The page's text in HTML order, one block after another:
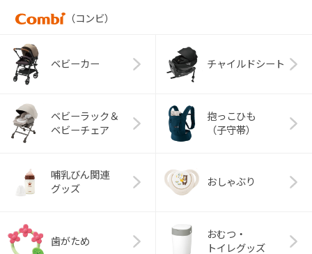
（コンビ）
ベビーカー チャイルドシート
ベビーラック＆
ベビーチェア
抱っこひも
（子守帯）
哺乳びん関連
グッズ
おしゃぶり
歯がため
おむつ・
トイレグッズ